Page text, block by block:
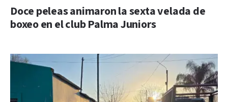
Doce peleas animaron la sexta velada de
boxeo en el club Palma Juniors